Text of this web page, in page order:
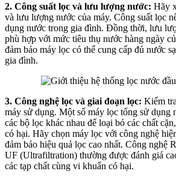
2. Công suất lọc và lưu lượng nước: Hãy
và lưu lượng nước của máy. Công suất lọc
dụng nước trong gia đình. Đồng thời, lưu
phù hợp với mức tiêu thụ nước hàng ngày
đảm bảo máy lọc có thể cung cấp đủ nước
gia đình.
3. Công nghệ lọc và giai đoạn lọc: Kiểm
máy sử dụng. Một số máy lọc tổng sử dụng
các bộ lọc khác nhau để loại bỏ các chất
có hại. Hãy chọn máy lọc với công nghệ
đảm bảo hiệu quả lọc cao nhất. Công nghệ
UF (Ultrafiltration) thường được đánh giá
các tạp chất cùng vi khuẩn có hại.